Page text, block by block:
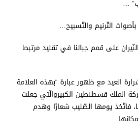
…
التّرنيم والتّسبيح…
على قمم جبالنا في تقليد مرتبط
العيد مع ظهور عبارة “بهذه العلامة
الملك قسطنطين الكبيروالّتي جعلت
فاتّخذ يومها الصّليب شعارًا وهدم